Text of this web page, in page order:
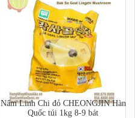
Nấm Linh Chi đỏ CHEONGJIN Hàn
Quốc túi 1kg 8-9 bát